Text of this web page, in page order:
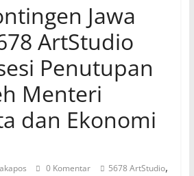
Jawa
ArtStudio
Penutupan
Menteri
dan Ekonomi
0 Komentar 5678 ArtStudio,